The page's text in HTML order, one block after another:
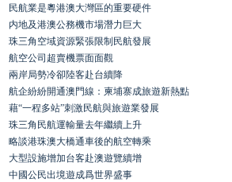
民航業是粵港澳大灣區的重要硬件
内地及港澳公務機市場潛力巨大
珠三角空域資源緊張限制民航發展
航空公司超賣機票面面觀
兩岸局勢冷卻陸客赴台續降
航企紛紛開通澳門線：柬埔寨成旅遊新熱點
藉“一程多站”刺激民航與旅遊業發展
珠三角民航運輸量去年繼續上升
略談港珠澳大橋通車後的航空轉乘
大型設施增加台客赴澳遊覽續增
中國公民出境遊成爲世界盛事